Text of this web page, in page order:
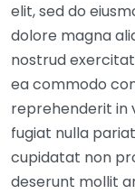
elit, sed do
dolore magna
nostrud
ea commodo
reprehenderit in
fugiat nulla
cupidatat non
deserunt mollit